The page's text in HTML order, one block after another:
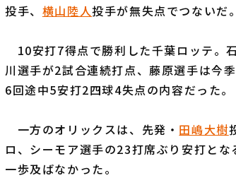
投手、 横山陸人投手が無失点でつないだ。
10安打7得点で勝利した千葉ロッテ。
川選手が2試合連続打点、藤原選手は今
6回途中5安打2四球4失点の内容だった。
一方のオリックスは、先発・ 田嶋大樹
ロ、シーモア選手の23打席ぶり安打と
一歩及ばなかった。